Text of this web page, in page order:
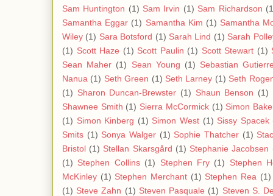
Sam Huntington (1) Sam Irvin (1) Sam Richardson
Samantha Eggar (1) Samantha Kim (1) Samantha
Wiley (1) Sara Botsford (1) Sarah Lind (1) Sarah
(1) Scott Haze (1) Scott Paulin (1) Scott Stewart (1)
Sean Maher (1) Sean Young (1) Sebastian
Nanua (1) Seth Green (1) Seth Larney (1) Seth
(1) Sharon Duncan-Brewster (1) Shaun Benson (1)
Shawnee Smith (1) Sierra McCormick (1) Simon
(1) Simon Kinberg (1) Simon West (1) Sissy Spacek
Smits (1) Sonya Walger (1) Sophie Thatcher (1)
Bristol (1) Stellan Skarsgård (1) Stephanie Jacobsen
(1) Stephen Collins (1) Stephen Fry (1)
Stephen
McKinley (1) Stephen Merchant (1) Stephen Rea (1)
(1) Steve Zahn (1) Steven Pasquale (1) Steven S.